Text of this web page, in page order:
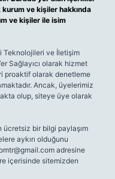
ve kişiler hakkında
ve kişiler ile isim
Teknolojileri ve İletişim
Sağlayıcı olarak hizmet
proaktif olarak denetleme
Ancak, üyelerimiz
olup, siteye üye olarak
ücretsiz bir bilgi paylaşım
aykırı olduğunu
adresine
içerisinde sitemizden